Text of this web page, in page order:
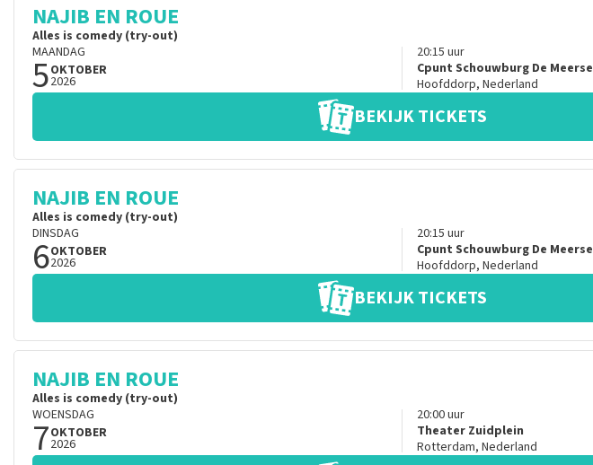
NAJIB EN ROUE
Alles is comedy (try-out)
MAANDAG
5OKTOBER
2026
20:15 uur
Cpunt Schouwburg De Meerse
Hoofddorp, Nederland
BEKIJK TICKETS
NAJIB EN ROUE
Alles is comedy (try-out)
DINSDAG
6OKTOBER
2026
20:15 uur
Cpunt Schouwburg De Meerse
Hoofddorp, Nederland
BEKIJK TICKETS
NAJIB EN ROUE
Alles is comedy (try-out)
WOENSDAG
7OKTOBER
2026
20:00uur
Theater Zuidplein
Rotterdam, Nederland